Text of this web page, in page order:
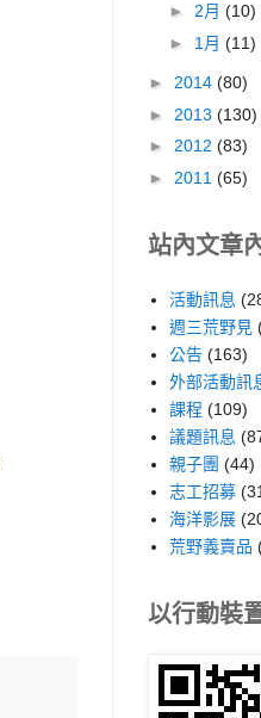
► 2月 (10)
► 1月 (11)
► 2014 (80)
► 2013 (130)
► 2012 (83)
► 2011 (65)
站內文章
活動訊息
週三荒野見
公告 (163)
外部活動訊
課程 (109)
議題訊息
親子團 (44)
志工招募
海洋影展
荒野義賣品
以行動裝